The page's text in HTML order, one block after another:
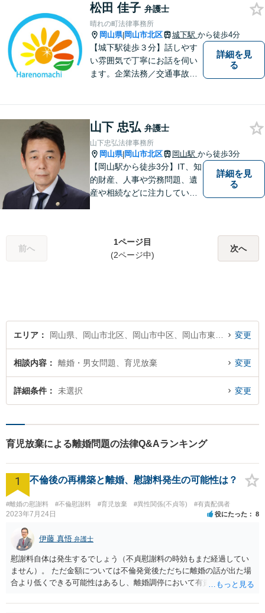
でも構いません。お気軽にご
相談ください。【土曜日も受
付可能】【専用駐車場あり】
松田 佳子 弁護士
晴れの町法律事務所
岡山県|岡山市北区 城下駅 から徒歩4分
【城下駅徒歩３分】話しやす
い雰囲気で丁寧にお話を伺い
ます。企業法務／交通事故／
詳細を見
る
山下 忠弘 弁護士
山下忠弘法律事務所
岡山県|岡山市北区 岡山駅 から徒歩3分
【岡山駅から徒歩3分】IT、知
的財産、人事や労務問題、遺
産や相続などに注力していま
相談ください。依頼者さまの
サポートができるよう努めて
詳細を見
る
前へ
1ページ目
(2ページ中)
次へ
エリア 変更
相談内容 離婚・男女問題、育児放棄 変更
詳細条件 未選択 変更
育児放棄による離婚問題の法律Q&Aランキング
1 不倫後の再構築と離婚、慰謝料発生の可能性は？
#離婚の慰謝料 #不倫慰謝料 #育児放棄 #異性関係(不貞等) #有責配偶者
2023年7月24日 役にたった 8
伊藤 真悟 弁護士
慰謝料自体は発生するでしょう（不貞慰謝料の時効もまだ経過してい
ません）。 ただ金額については不倫発覚後ただちに離婚の話が出た場
合より低くできる可能性はあるし、離婚調停において有責配偶者の主
主張は考えられます。 養育費なども含めて一度弁護士に相談すること